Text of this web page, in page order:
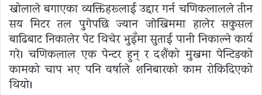
खोलाले बगाएका व्यक्तिहरूलाई उद्दार गर्न चणिकलालले तीन
सय मिटर तल पुगेपछि ज्यान जाेखिममा हालेर सकुसल
बाढिबाट निकालेर पेट थिचेर भुइँमा सुताई पानी निकाल्ने कार्य
गरे। चणिकलाल एक पेन्टर हुन् र दशैंको मुखमा पेन्टिङको
कामको चाप भए पनि वर्षाले शनिबारको काम रोकिदिएको
थियो।